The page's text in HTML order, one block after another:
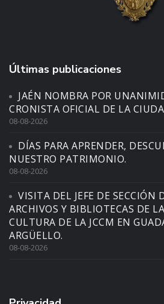
Últimas publicaciones
JAÉN NOMBRA POR
CRONISTA OFICIAL DE LA
08-08-2026
DÍAS PARA APRENDER,
NUESTRO PATRIMONIO.
08-08-2026
VISITA DEL JEFE DE SECCIÓN
ARCHIVOS Y BIBLIOTECAS DE
CULTURA DE LA JCCM EN
ARGÜELLO.
08-08-2026